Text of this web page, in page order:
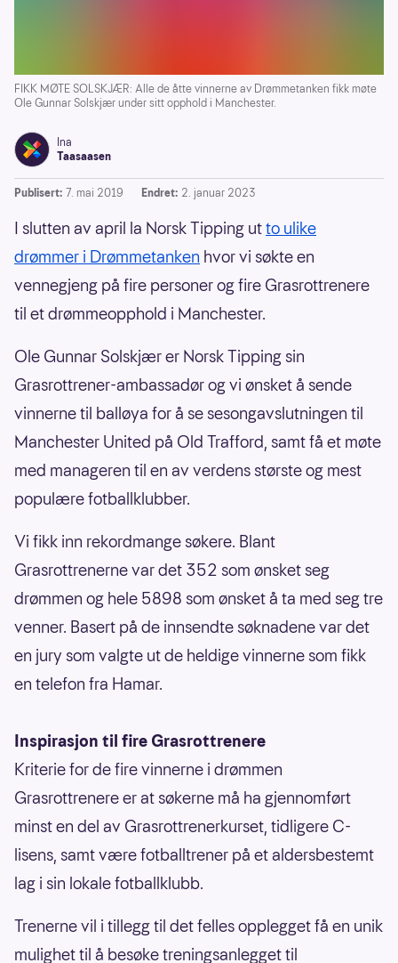
FIKK MØTE SOLSKJÆR: Alle de åtte vinnerne av Drømmetanken fikk møte
Ole Gunnar Solskjær under sitt opphold i Manchester.
Ina
Taasaasen
Publisert: 7. mai 2019 Endret: 2. januar 2023
I slutten av april la Norsk Tipping utto ulike
drømmer i Drømmetanken hvor vi søkte en
vennegjeng på fire personer og fire Grasrottrenere
til et drømmeopphold i Manchester.
Ole Gunnar Solskjær er Norsk Tipping sin
Grasrottrener-ambassadør og vi ønsket å sende
vinnerne til balløya for å se sesongavslutningen til
Manchester United på Old Trafford, samt få et møte
med manageren til en av verdens største og mest
populære fotballklubber.
Vi fikk inn rekordmange søkere. Blant
Grasrottrenerne var det 352 som ønsket seg
drømmen og hele 5898 som ønsket å ta med seg tre
venner. Basert på de innsendte søknadene var det
en jury som valgte ut de heldige vinnerne som fikk
en telefon fra Hamar.
Inspirasjon til fire Grasrottrenere
Kriterie for de fire vinnerne i drømmen
Grasrottrenere er at søkerne må ha gjennomført
minst en del av Grasrottrenerkurset, tidligere C-
lisens, samt være fotballtrener på et aldersbestemt
lag i sin lokale fotballklubb.
Trenerne vil i tillegg til det felles opplegget få en unik
mulighet til å besøke treningsanlegget til